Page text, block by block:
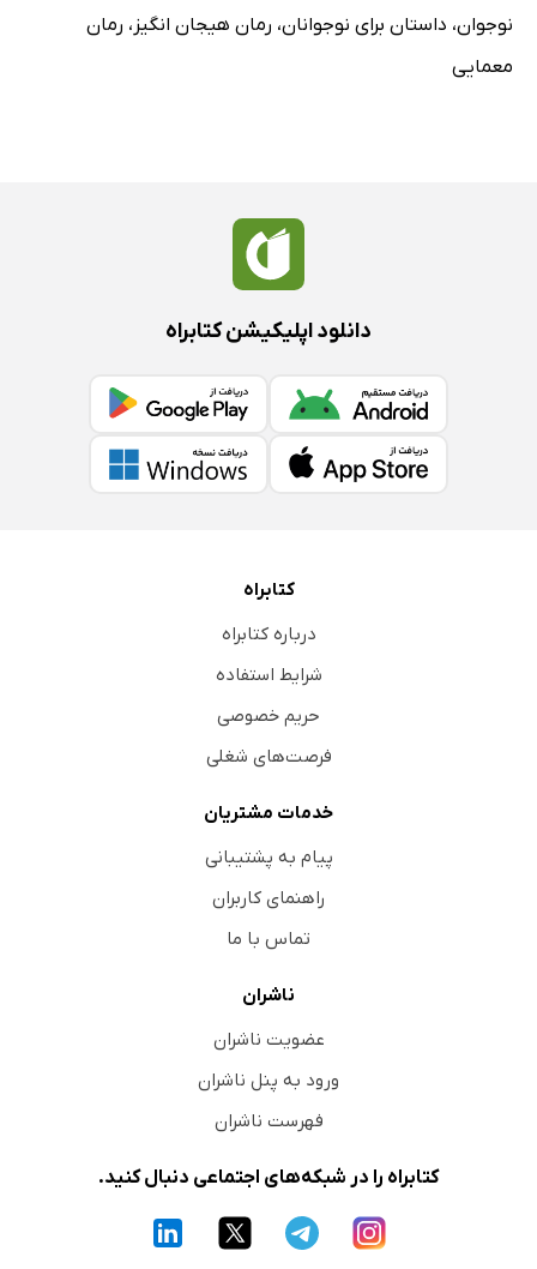
نوجوان، داستان برای نوجوانان، رمان هیجان انگیز ، رمان
معمایی
دانلود اپلیکیشن کتابراه
کتابراه
درباره کتابراه
شرایط استفاده
حریم خصوصی
فرصت‌های شغلی
خدمات مشتریان
پیام به پشتیبانی
راهنمای کاربران
تماس با ما
ناشران
عضویت ناشران
ورود به پنل ناشران
فهرست ناشران
کتابراه را در شبکه‌های اجتماعی دنبال کنید.